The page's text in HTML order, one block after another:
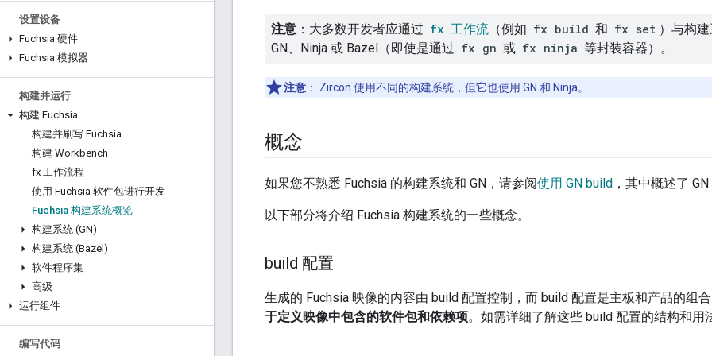
设置设备
Fuchsia 硬件
Fuchsia 模拟器
构建并运行
构建 Fuchsia
构建并刷写 Fuchsia
构建 Workbench
fx 工作流程
使用 Fuchsia 软件包进行开发
Fuchsia 构建系统概览
构建系统 (GN)
构建系统 (Bazel)
软件程序集
高级
运行组件
编写代码
注意 ：大多数开发者应通过 fx 工作流 （例如 fx build 和 fx set ）与构
GN、Ninja 或 Bazel（即使是通过 fx gn 或 fx ninja 等封装容器）。
注意 ： Zircon 使用不同的构建系统，但它也使用 GN 和 Ninja。
概念
如果您不熟悉 Fuchsia 的构建系统和 GN，请参阅使用 GN build ，其中概述了
以下部分将介绍 Fuchsia 构建系统的一些概念。
build 配置
生成的 Fuchsia 映像的内容由 build 配置控制，而 build 配置是主板和产品的组
于定义映像中包含的软件包和依赖项。如需详细了解这些 build 配置的结构和用